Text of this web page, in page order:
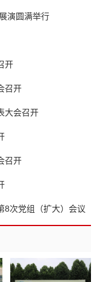
演圆满举行
开
召开
大会召开
召开
8次党组（扩大）会议